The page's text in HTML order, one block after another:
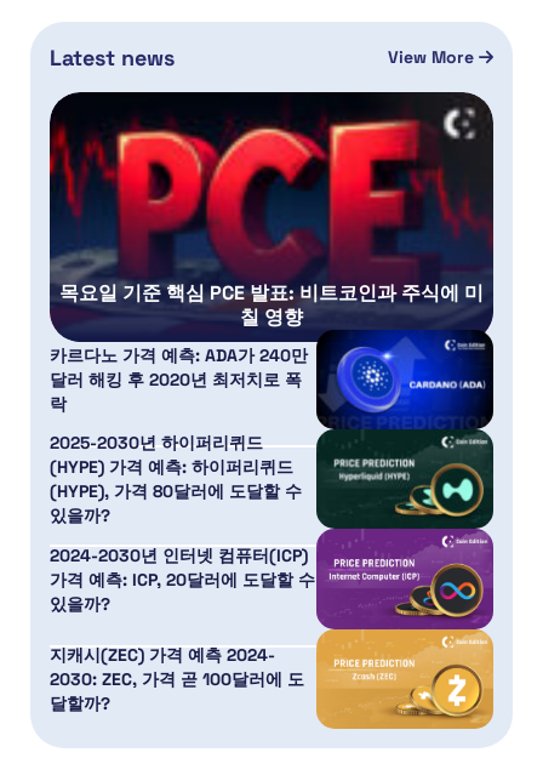
Latest news View More
목요일 기준 핵심 PCE 발표: 비트코인과 주식에 미
칠 영향
카르다노 가격 예측: ADA가 240만
달러 해킹 후 2020년 최저치로 폭
락
2025-2030년 하이퍼리퀴드
(HYPE) 가격 예측: 하이퍼리퀴드
(HYPE), 가격 80달러에 도달할 수
있을까?
2024-2030년 인터넷 컴퓨터(ICP)
가격 예측: ICP, 20달러에 도달할 수
있을까?
지캐시(ZEC) 가격 예측 2024-
2030: ZEC, 가격 곧 100달러에 도
달할까?